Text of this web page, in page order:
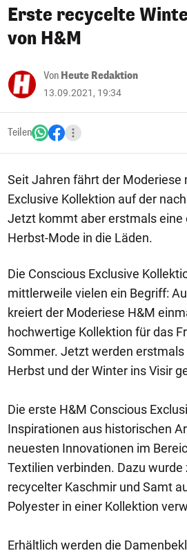
Erste recycelte
von H&M
Von Heute Redaktion
13.09.2021, 19:34
Teilen
Seit Jahren fährt der Moderiese
Exclusive Kollektion auf der
Jetzt kommt aber erstmals eine
Herbst-Mode in die Läden.
Die Conscious Exclusive
mittlerweile vielen ein Begriff:
kreiert der Moderiese H&M
hochwertige Kollektion für das
Sommer. Jetzt werden erstmals
Herbst und der Winter ins Visir
Die erste H&M Conscious
Inspirationen aus historischen
neuesten Innovationen im
Textilien verbinden. Dazu wurde
recycelter Kaschmir und Samt
Polyester in einer Kollektion
Erhältlich werden die